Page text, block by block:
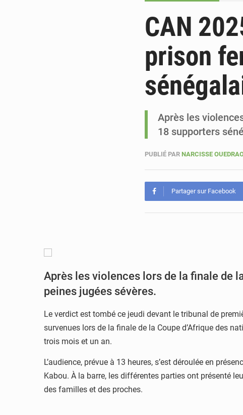
5
5
5
CAN
prison
Après les
18 supporters
PUBLIÉ PAR NARCISSE
Partager sur Facebook
Après les violences lors de la finale de
peines jugées sévères.
Le verdict est tombé ce jeudi devant le tribunal de
survenues lors de la finale de la Coupe d’Afrique des
trois mois et un an.
L’audience, prévue à 13 heures, s’est déroulée en
Kabou. À la barre, les différentes parties ont présenté
des familles et des proches.